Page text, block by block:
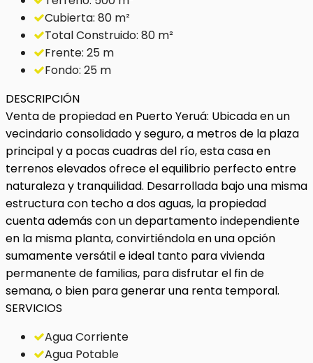
Cubierta: 80 m²
Total Construido: 80 m²
Frente: 25 m
Fondo: 25 m
DESCRIPCIÓN
Venta de propiedad en Puerto Yeruá: Ubicada en un
vecindario consolidado y seguro, a metros de la plaza
principal y a pocas cuadras del río, esta casa en
terrenos elevados ofrece el equilibrio perfecto entre
naturaleza y tranquilidad. Desarrollada bajo una misma
estructura con techo a dos aguas, la propiedad
cuenta además con un departamento independiente
en la misma planta, convirtiéndola en una opción
sumamente versátil e ideal tanto para vivienda
permanente de familias, para disfrutar el fin de
semana, o bien para generar una renta temporal.
SERVICIOS
Agua Corriente
Agua Potable